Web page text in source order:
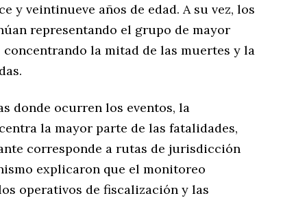
y veintinueve años de edad. A su vez, los
representando el grupo de mayor
la mitad de las muertes y la
donde ocurren los eventos, la
la mayor parte de las fatalidades,
corresponde a rutas de jurisdicción
explicaron que el monitoreo
operativos de fiscalización y las